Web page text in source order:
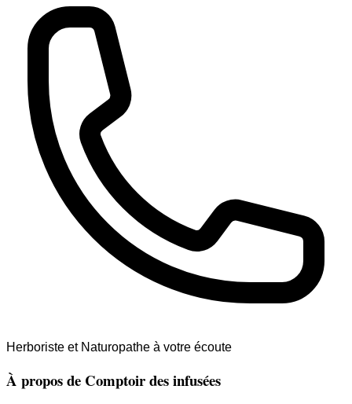
Herboriste et Naturopathe à votre écoute
À propos de Comptoir des infusées